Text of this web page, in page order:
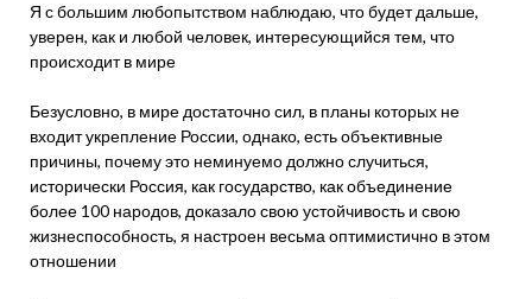
Я с большим любопытством наблюдаю, что будет дальше,
уверен, как и любой человек, интересующийся тем, что
происходит в мире
Безусловно, в мире достаточно сил, в планы которых не
входит укрепление России, однако, есть объективные
причины, почему это неминуемо должно случиться,
исторически Россия, как государство, как объединение
более 100 народов, доказало свою устойчивость и свою
жизнеспособность, я настроен весьма оптимистично в этом
отношении